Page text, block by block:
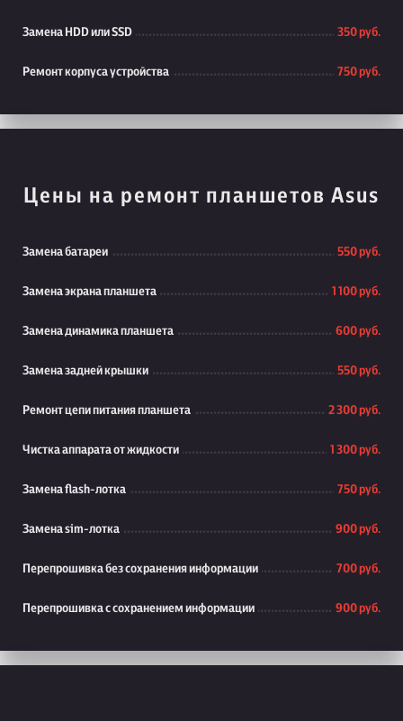
Замена HDD или SSD 350 руб.
Ремонт корпуса устройства 750 руб.
Цены на ремонт планшетов Asus
Замена батареи 550 руб.
Замена экрана планшета 1 100 руб.
Замена динамика планшета 600 руб.
Замена задней крышки 550 руб.
Ремонт цепи питания планшета 2 300 руб.
Чистка аппарата от жидкости 1 300 руб.
Замена flash-лотка 750 руб.
Замена sim-лотка 900 руб.
Перепрошивка без сохранения информации 700 руб.
Перепрошивка с сохранением информации 900 руб.